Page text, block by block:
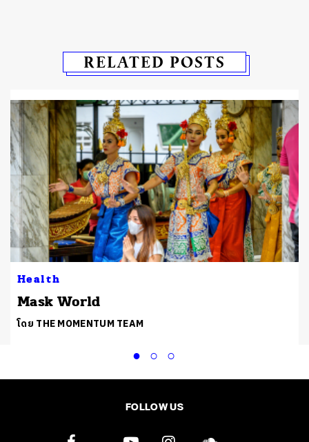
RELATED POSTS
Health
Mask World
โดย THE MOMENTUM TEAM
FOLLOW US